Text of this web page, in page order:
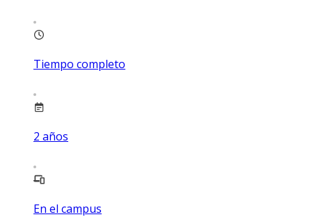
Tiempo completo
2 años
En el campus